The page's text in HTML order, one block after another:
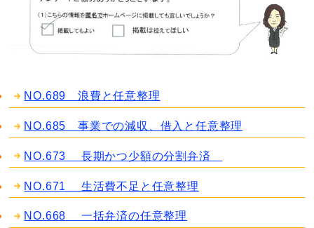
NO.689 浪費と任意整理
NO.685 事業での減収、借入と任意整理
NO.673 長期かつ少額の分割弁済
NO.671 生活費不足と任意整理
NO.668 一括弁済の任意整理